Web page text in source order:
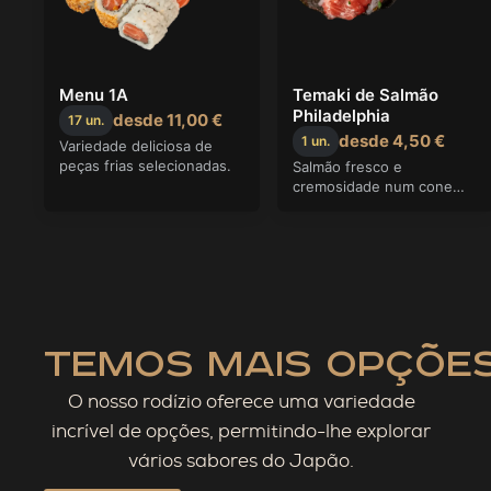
temos mais
O nosso rodízio oferece uma variedade
incrível de opções, permitindo-lhe explorar
vários sabores do Japão.